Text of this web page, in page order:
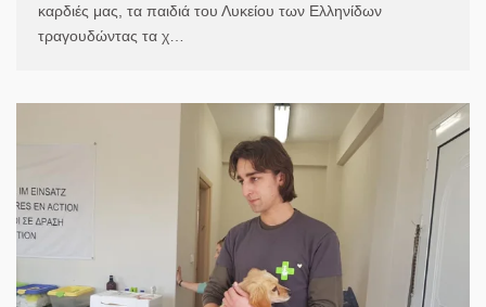
καρδιές μας, τα παιδιά του Λυκείου των Ελληνίδων
τραγουδώντας τα χ…